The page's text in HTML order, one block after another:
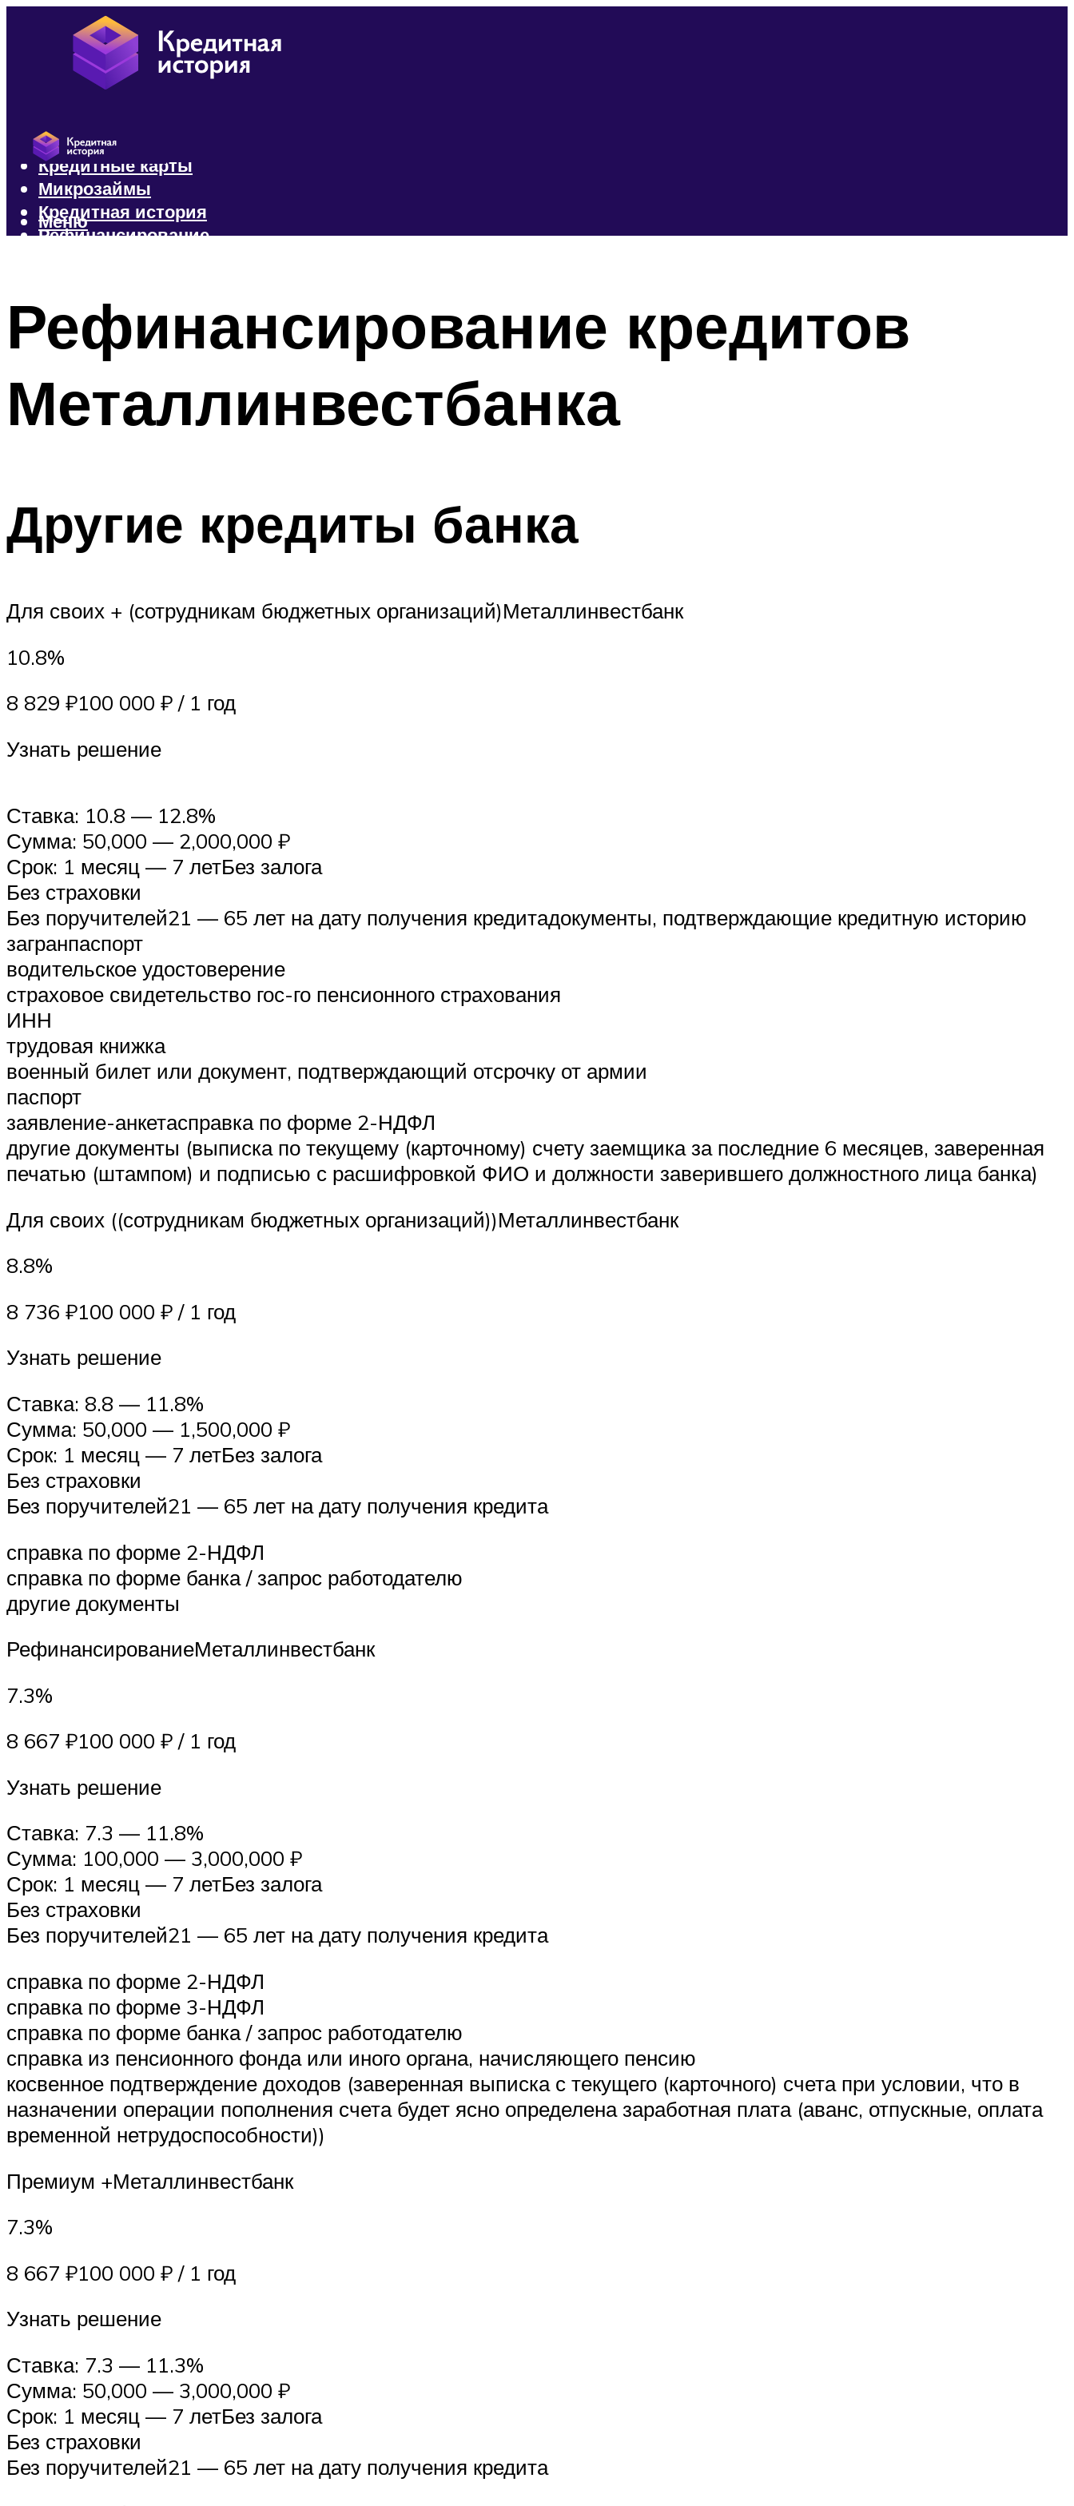
Кредиты
Кредитные карты
Микрозаймы
Кредитная история
Рефинансирование
Меню
Рефинансирование кредитов
Металлинвестбанка
Другие кредиты банка
Для своих + (сотрудникам бюджетных организаций)Металлинвестбанк
10.8%
8 829 ₽100 000 ₽ / 1 год
Узнать решение
Ставка: 10.8 — 12.8%
Сумма: 50,000 — 2,000,000 ₽
Срок: 1 месяц — 7 летБез залога
Без страховки
Без поручителей21 — 65 лет на дату получения кредитадокументы, подтверждающие кредитную историю
загранпаспорт
водительское удостоверение
страховое свидетельство гос-го пенсионного страхования
ИНН
трудовая книжка
военный билет или документ, подтверждающий отсрочку от армии
паспорт
заявление-анкетасправка по форме 2-НДФЛ
другие документы (выписка по текущему (карточному) счету заемщика за последние 6 месяцев, заверенная
печатью (штампом) и подписью с расшифровкой ФИО и должности заверившего должностного лица банка)
Для своих ((сотрудникам бюджетных организаций))Металлинвестбанк
8.8%
8 736 ₽100 000 ₽ / 1 год
Узнать решение
Ставка: 8.8 — 11.8%
Сумма: 50,000 — 1,500,000 ₽
Срок: 1 месяц — 7 летБез залога
Без страховки
Без поручителей21 — 65 лет на дату получения кредита
справка по форме 2-НДФЛ
справка по форме банка / запрос работодателю
другие документы
РефинансированиеМеталлинвестбанк
7.3%
8 667 ₽100 000 ₽ / 1 год
Узнать решение
Ставка: 7.3 — 11.8%
Сумма: 100,000 — 3,000,000 ₽
Срок: 1 месяц — 7 летБез залога
Без страховки
Без поручителей21 — 65 лет на дату получения кредита
справка по форме 2-НДФЛ
справка по форме 3-НДФЛ
справка по форме банка / запрос работодателю
справка из пенсионного фонда или иного органа, начисляющего пенсию
косвенное подтверждение доходов (заверенная выписка с текущего (карточного) счета при условии, что в
назначении операции пополнения счета будет ясно определена заработная плата (аванс, отпускные, оплата
временной нетрудоспособности))
Премиум +Металлинвестбанк
7.3%
8 667 ₽100 000 ₽ / 1 год
Узнать решение
Ставка: 7.3 — 11.3%
Сумма: 50,000 — 3,000,000 ₽
Срок: 1 месяц — 7 летБез залога
Без страховки
Без поручителей21 — 65 лет на дату получения кредита